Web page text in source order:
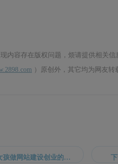
现内容存在版权问题，烦请提供相关
）原创外，其它均为网友
上一篇：一名普通女孩做网站建设创业的经历